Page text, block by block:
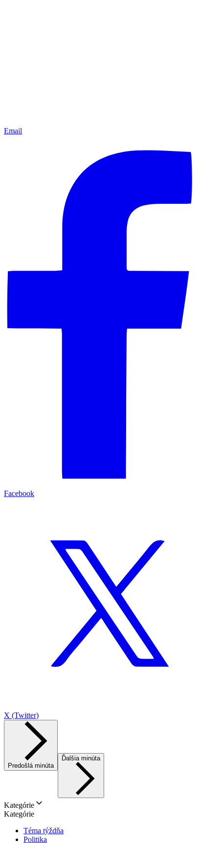
Email
Facebook
X (Twitter)
Predošlá minúta
Ďalšia minúta
Kategórie
Kategórie
Téma týždňa
Politika